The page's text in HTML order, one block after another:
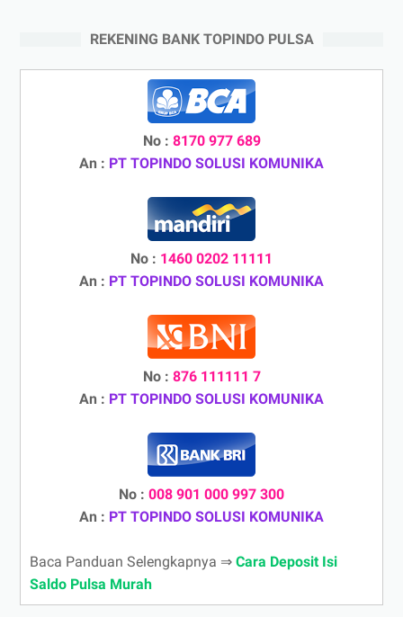
REKENING BANK TOPINDO PULSA
No : 8170 977 689
An : PT TOPINDO SOLUSI KOMUNIKA
No : 1460 0202 11111
An : PT TOPINDO SOLUSI KOMUNIKA
No : 876 111111 7
An : PT TOPINDO SOLUSI KOMUNIKA
No : 008 901 000 997 300
An : PT TOPINDO SOLUSI KOMUNIKA
Baca Panduan Selengkapnya ⇒ Cara Deposit Isi
Saldo Pulsa Murah